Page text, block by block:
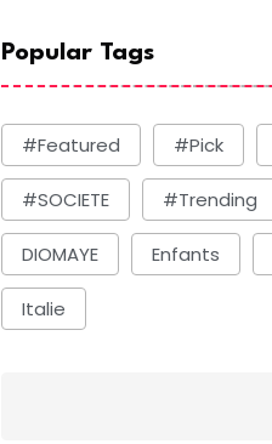
Popular Tags
#Featured #Pick
#SOCIETE #Trending
DIOMAYE Enfants
Italie